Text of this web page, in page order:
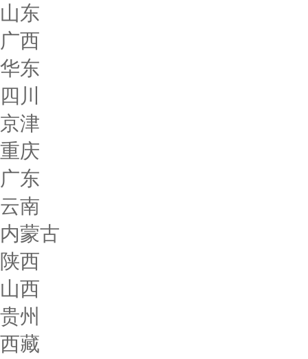
山东
广西
华东
四川
京津
重庆
广东
云南
内蒙古
陕西
山西
贵州
西藏